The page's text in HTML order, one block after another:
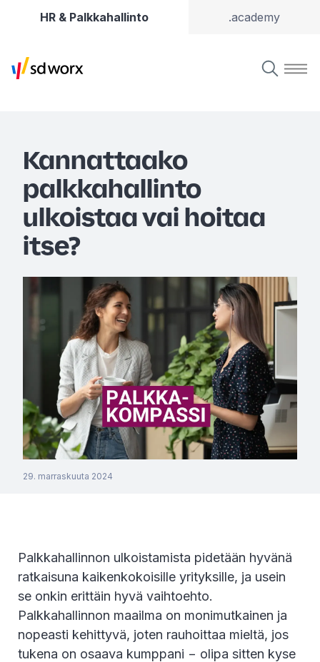
HR & Palkkahallinto .academy
Kannattaako
palkkahallinto
ulkoistaa vai hoitaa
itse?
29. marraskuuta 2024
Palkkahallinnon ulkoistamista pidetään hyvänä
ratkaisuna kaikenkokoisille yrityksille, ja usein
se onkin erittäin hyvä vaihtoehto.
Palkkahallinnon maailma on monimutkainen ja
nopeasti kehittyvä, joten rauhoittaa mieltä, jos
tukena on osaava kumppani − olipa sitten kyse